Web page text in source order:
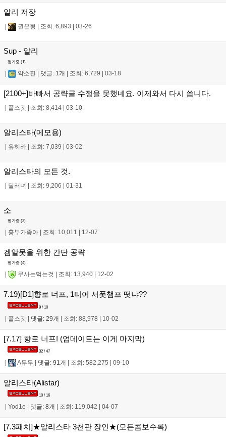
알리 저장
권은형 조회: 6,893 03-26
Sup - 알리
평가중 (1)
| 악소진 | 댓글: 1개 | 조회: 6,729 | 03-18
[2100+]바빠서 공략글 수정을 못했네요. 이제와서 다시 씁니다.
| 플스갓 | 조회: 8,414 | 03-10
알리스타(메모용)
| 유히라 | 조회: 7,039 | 03-02
알리스타의 모든 것.
| 딜러녀 | 조회: 9,206 | 01-31
소
평가중 (2)
흉부가좋아 조회: 10,011 12-07
겜알못을 위한 간단 공략
평가중 (4)
무사는먹는것 조회: 13,940 12-02
7.19)[D1]향로 너프, 1티어 서폿챔프 떳냐??
9 / 10
| 플스갓 | 댓글: 29개 | 조회: 88,978 | 10-02
[7.17] 향로 너프! (업데이트는 이게 마지막)
32 / 47
A무무 댓글: 91개 조회: 582,275 09-10
알리스타(Alistar)
10 / 16
Yod1e 댓글: 8개 조회: 119,042 04-07
[7.3패치]★알리스타 3천판 장인★(모든콤보수록)